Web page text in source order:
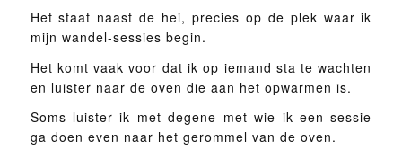
Het staat naast de hei, precies op de plek waar ik
mijn wandel-sessies begin.
Het komt vaak voor dat ik op iemand sta te wachten
en luister naar de oven die aan het opwarmen is.
Soms luister ik met degene met wie ik een sessie
ga doen even naar het gerommel van de oven.